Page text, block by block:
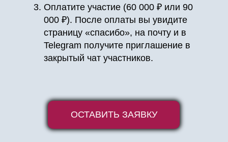
Оплатите участие (60 000 ₽ или 90
000 ₽). После оплаты вы увидите
страницу «спасибо», на почту и в
Telegram получите приглашение в
закрытый чат участников.
ОСТАВИТЬ ЗАЯВКУ